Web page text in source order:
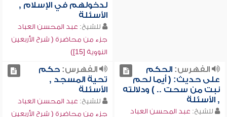
لدخولهم في الإسلام ,
الأسئلة
للشيخ: عبد المحسن العباد
جزء من محاضرة ( شرح الأربعين
النووية [15])
الفهرس:الحكم
على حديث: ( أيما لحم
نبت من سحت .. ) ودلالته
, الأسئلة
للشيخ: عبد المحسن العباد
الفهرس:حكم
تحية المسجد ,
الأسئلة
للشيخ: عبد المحسن العباد
جزء من محاضرة ( شرح الأربعين